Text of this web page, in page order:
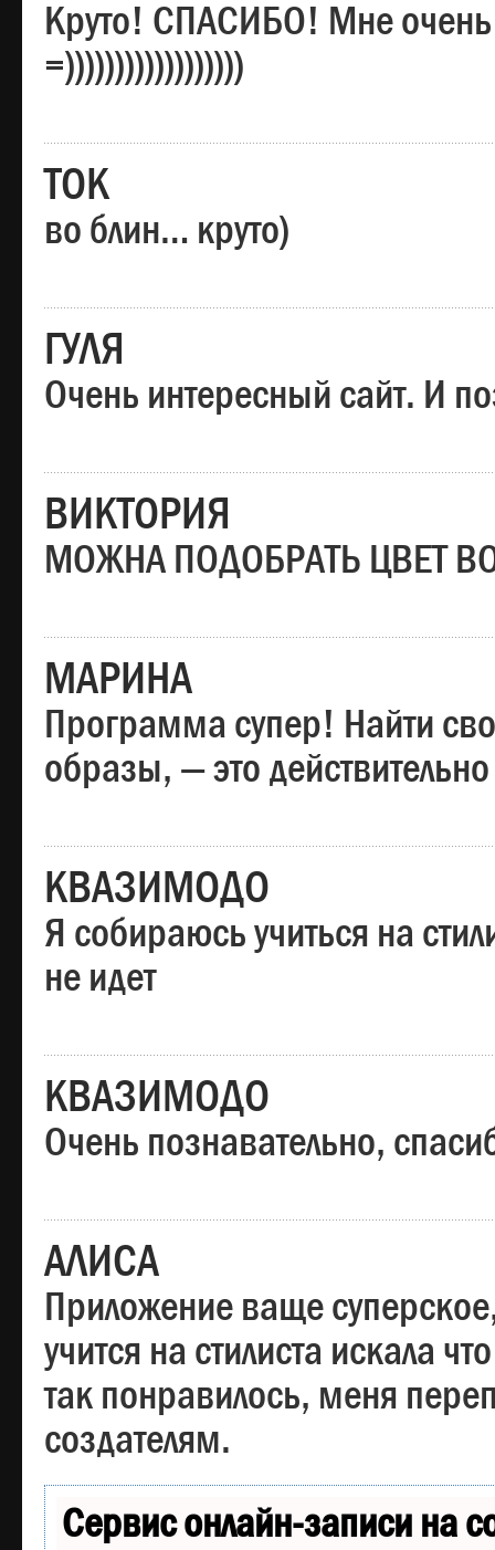
Круто! СПАСИБО! Мне
=))))))))))))))))))
ТОК
во блин… круто)
ГУЛЯ
Очень интересный сайт. И
ВИКТОРИЯ
МОЖНА ПОДОБРАТЬ ЦВЕТ
МАРИНА
Программа супер! Найти
образы, — это
КВАЗИМОДО
Я собираюсь учиться на
не идет
КВАЗИМОДО
Очень познавательно,
АЛИСА
Приложение ваще
учится на стилиста искала
так понравилось, меня
создателям.
Сервис онлайн-записи на